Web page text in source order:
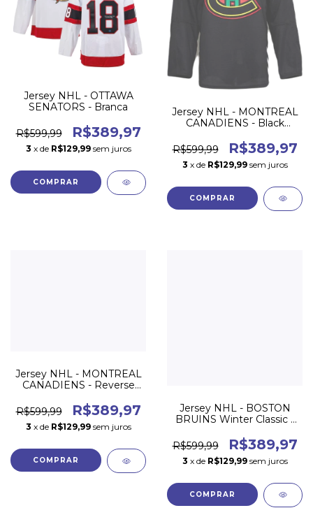
Jersey NHL - OTTAWA
SENATORS - Branca
R$599,99 R$389,97
3 x de R$129,99 sem juros
COMPRAR
Jersey NHL - MONTREAL
CANADIENS - Black
R$599,99
R$389,97
3 x de R$129,99 sem juros
COMPRAR
Jersey NHL - MONTREAL
CANADIENS - Reverse
R$599,99
R$389,97
3 x de R$129,99 sem juros
COMPRAR
Jersey NHL - BOSTON
BRUINS Winter Classic -
R$599,99
R$389,97
3 x de R$129,99 sem juros
COMPRAR